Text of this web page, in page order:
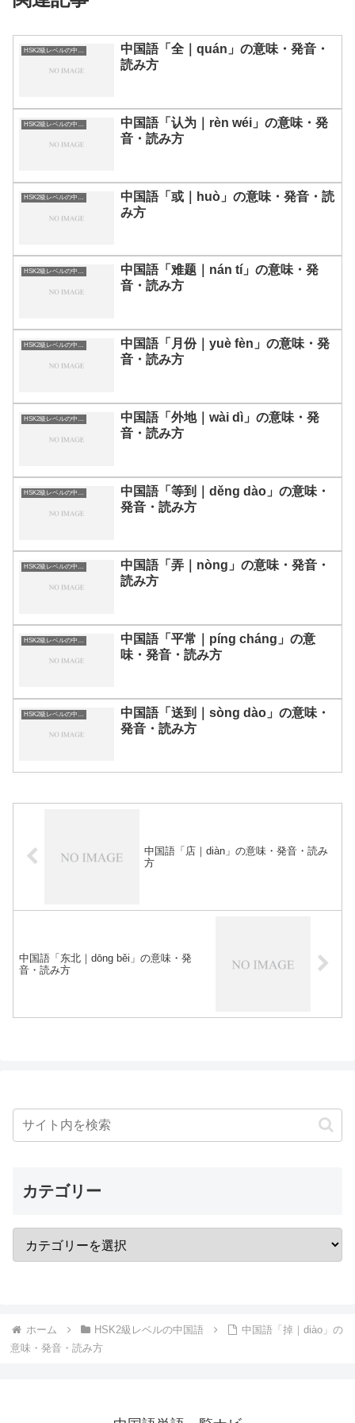
中国語「全｜quán」の意味・発音・
読み方
中国語「认为｜rèn wéi」の意味・発
音・読み方
HSK2級レベルの中国語
中国語「或｜huò」の意味・発音・読
み方
HSK2級レベルの中国語
中国語「难题｜nán tí」の意味・発
音・読み方
HSK2級レベルの中国語
中国語「月份｜yuè fèn」の意味・発
音・読み方
HSK2級レベルの中国語
中国語「外地｜wài dì」の意味・発
音・読み方
HSK2級レベルの中国語
中国語「等到｜děng dào」の意味・
発音・読み方
HSK2級レベルの中国語
中国語「弄｜nòng」の意味・発音・
読み方
中国語「平常｜píng cháng」の意
味・発音・読み方
中国語「送到｜sòng dào」の意味・
発音・読み方
中国語「店｜diàn」の意味・発音・読み
方
中国語「东北｜dōng běi」の意味・発
音・読み方
カテゴリー
ホーム HSK2級レベルの中国語
中国語「掉｜diào」の
意味・発音・読み方